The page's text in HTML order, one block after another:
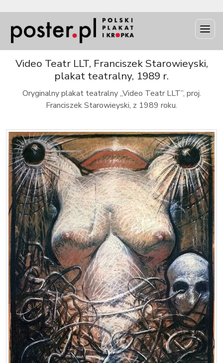
Video Teatr LLT, Franciszek Starowieyski,
plakat teatralny, 1989 r.
Oryginalny plakat teatralny „Video Teatr LLT”, proj.
Franciszek Starowieyski, z 1989 roku.